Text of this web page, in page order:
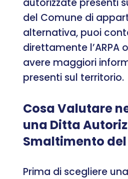
del Comune di
alternativa, puoi
direttamente l’ARPA
avere maggiori
presenti sul territorio.
Cosa Valutare
una Ditta
Smaltimento
Prima di scegliere